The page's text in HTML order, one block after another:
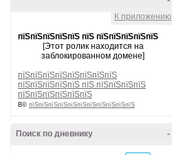
К приложению
пїЅпїЅпїЅпїЅпїЅ пїЅ пїЅпїЅпїЅпїЅпїЅ
[Этот ролик находится на
заблокированном домене]
пїЅпїЅпїЅпїЅпїЅпїЅпїЅпїЅ
пїЅпїЅпїЅпїЅпїЅ пїЅ пїЅпїЅпїЅпїЅ
пїЅпїЅпїЅпїЅпїЅпїЅ
В© пїЅпїЅпїЅпїЅпїЅпїЅпїЅпїЅпїЅпїЅпїЅ
-
Поиск по дневнику